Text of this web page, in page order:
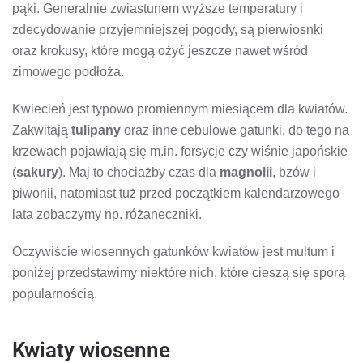
pąki. Generalnie zwiastunem wyższe temperatury i
zdecydowanie przyjemniejszej pogody, są pierwiosnki
oraz krokusy, które mogą ożyć jeszcze nawet wśród
zimowego podłoża.
Kwiecień jest typowo promiennym miesiącem dla kwiatów.
Zakwitają tulipany oraz inne cebulowe gatunki, do tego na
krzewach pojawiają się m.in. forsycje czy wiśnie japońskie
(sakury). Maj to chociażby czas dla magnolii, bzów i
piwonii, natomiast tuż przed początkiem kalendarzowego
lata zobaczymy np. różaneczniki.
Oczywiście wiosennych gatunków kwiatów jest multum i
poniżej przedstawimy niektóre nich, które cieszą się sporą
popularnością.
Kwiaty wiosenne